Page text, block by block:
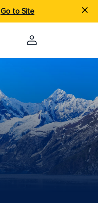
Go to Site